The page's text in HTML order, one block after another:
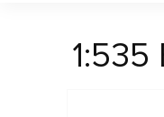
1:535